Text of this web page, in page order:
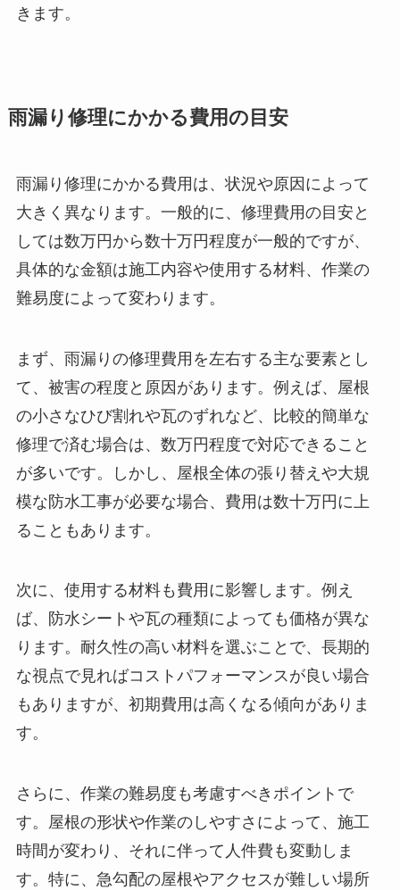
きます。
雨漏り修理にかかる費用の目安
雨漏り修理にかかる費用は、状況や原因によって
大きく異なります。一般的に、修理費用の目安と
しては数万円から数十万円程度が一般的ですが、
具体的な金額は施工内容や使用する材料、作業の
難易度によって変わります。
まず、雨漏りの修理費用を左右する主な要素とし
て、被害の程度と原因があります。例えば、屋根
の小さなひび割れや瓦のずれなど、比較的簡単な
修理で済む場合は、数万円程度で対応できること
が多いです。しかし、屋根全体の張り替えや大規
模な防水工事が必要な場合、費用は数十万円に上
ることもあります。
次に、使用する材料も費用に影響します。例え
ば、防水シートや瓦の種類によっても価格が異な
ります。耐久性の高い材料を選ぶことで、長期的
な視点で見ればコストパフォーマンスが良い場合
もありますが、初期費用は高くなる傾向がありま
す。
さらに、作業の難易度も考慮すべきポイントで
す。屋根の形状や作業のしやすさによって、施工
時間が変わり、それに伴って人件費も変動しま
す。特に、急勾配の屋根やアクセスが難しい場所